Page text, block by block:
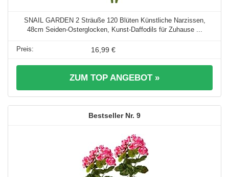
SNAIL GARDEN 2 Sträuße 120 Blüten Künstliche Narzissen,
48cm Seiden-Osterglocken, Kunst-Daffodils für Zuhause ...
16,99 €
ZUM TOP ANGEBOT »
9